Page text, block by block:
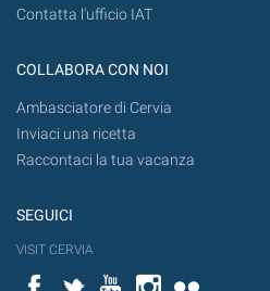
Contatta l'ufficio IAT
COLLABORA CON NOI
Ambasciatore di Cervia
Inviaci una ricetta
Raccontaci la tua vacanza
SEGUICI
VISIT CERVIA
FacebookTwitterYouTubeInstagram